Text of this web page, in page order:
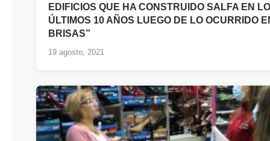
EDIFICIOS QUE HA CONSTRUIDO SALFA EN
ÚLTIMOS 10 AÑOS LUEGO DE LO OCURRIDO
BRISAS”
19 agosto, 2021